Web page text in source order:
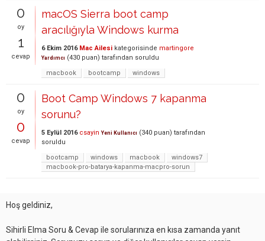
0
oy
1
cevap
macOS Sierra boot camp
aracılığıyla Windows kurma
6 Ekim 2016 Mac Ailesi kategorisinde martingore
Yardımcı (430 puan) tarafından soruldu
macbook
bootcamp windows
0
oy
0
cevap
Boot Camp Windows 7 kapanma
sorunu?
5 Eylül 2016 csayin Yeni Kullanıcı (340 puan) tarafından
soruldu
bootcamp
windows macbook
windows7
macbook-pro-batarya-kapanma-macpro-sorun
Hoş geldiniz,
Sihirli Elma Soru & Cevap ile sorularınıza en kısa zamanda yanıt